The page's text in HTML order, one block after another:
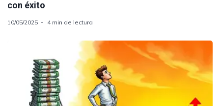
con éxito
10/05/2025 4 min de lectura